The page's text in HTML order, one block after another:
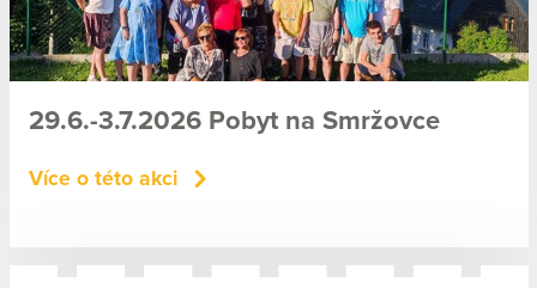
29.6.-3.7.2026 Pobyt na Smržovce
Více o této akci